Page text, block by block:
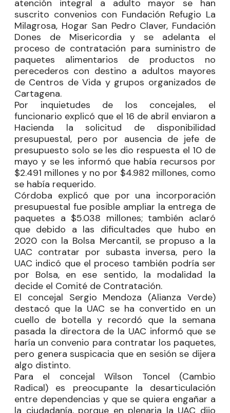
atención integral a adulto mayor se han
suscrito convenios con Fundación Refugio La
Milagrosa, Hogar San Pedro Claver, Fundación
Dones de Misericordia y se adelanta el
proceso de contratación para suministro de
paquetes alimentarios de productos no
perecederos con destino a adultos mayores
de Centros de Vida y grupos organizados de
Cartagena.
Por inquietudes de los concejales, el
funcionario explicó que el 16 de abril enviaron a
Hacienda la solicitud de disponibilidad
presupuestal, pero por ausencia de jefe de
presupuesto solo se les dio respuesta el 10 de
mayo y se les informó que había recursos por
$2.491 millones y no por $4.982 millones, como
se había requerido.
Córdoba explicó que por una incorporación
presupuestal fue posible ampliar la entrega de
paquetes a $5.038 millones; también aclaró
que debido a las dificultades que hubo en
2020 con la Bolsa Mercantil, se propuso a la
UAC contratar por subasta inversa, pero la
UAC indicó que el proceso también podría ser
por Bolsa, en ese sentido, la modalidad la
decide el Comité de Contratación.
El concejal Sergio Mendoza (Alianza Verde)
destacó que la UAC se ha convertido en un
cuello de botella y recordó que la semana
pasada la directora de la UAC informó que se
haría un convenio para contratar los paquetes,
pero genera suspicacia que en sesión se dijera
algo distinto.
Para el concejalWilson Toncel (Cambio
Radical) es preocupante la desarticulación
entre dependencias y que se quiera engañar a